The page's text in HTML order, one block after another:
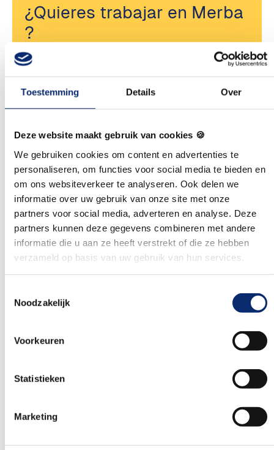
Toestemming Details Over
Deze website maakt gebruik van cookies 🍪
We gebruiken cookies om content en advertenties te
personaliseren, om functies voor social media te bieden en
om ons websiteverkeer te analyseren. Ook delen we
informatie over uw gebruik van onze site met onze
partners voor social media, adverteren en analyse. Deze
partners kunnen deze gegevens combineren met andere
informatie die u aan ze heeft verstrekt of die ze hebben
verzameld op basis van uw gebruik van hun services.
Noodzakelijk
Voorkeuren
Statistieken
Marketing
¿Quieres trabajar en Merba
?
Hola, ¡qué bien que tengas interés en trabajar en
Eche un vistazo a nuestro sitio web de empleos
para ver todas nuestras ofertas de trabajo
Solliciteer
Historia
¿Merba no le suena mucho ? Sin embargo,
estamos seguros de que conoce nuestras
concedieron la denominación Real. Un logro
más de 100 años desarrollando, produciendo y
denominación Royal, 360 compañeros siguen
galletería.